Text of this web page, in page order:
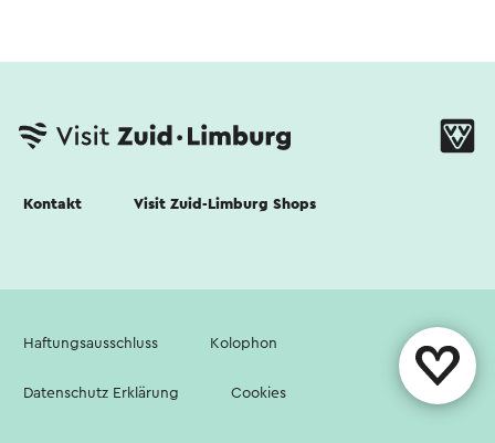
Kontakt Visit Zuid-Limburg Shops
Haftungsausschluss Kolophon
Datenschutz Erklärung Cookies